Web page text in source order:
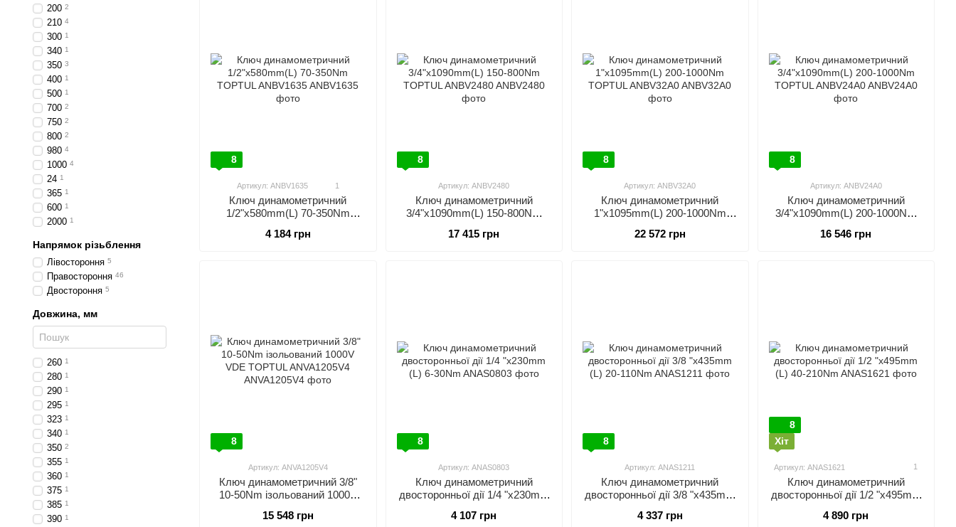
8
Артикул: ANBV1635 1
Ключ динамометричний
1/2"x580mm(L) 70-350Nm
4 184 грн
8
Артикул: ANBV2480
Ключ динамометричний
3/4"x1090mm(L) 150-800Nm
17 415 грн
8
Артикул: ANBV32A0
Ключ динамометричний
1"x1095mm(L) 200-1000Nm
22 572 грн
8
Артикул: ANBV24A0
Ключ динамометричний
3/4"x1090mm(L) 200-1000Nm
16 546 грн
8
Артикул: ANVA1205V4
Ключ динамометричний 3/8"
10-50Nm ізольований 1000V
15 548 грн
8
Артикул: ANAS0803
Ключ динамометричний
двосторонньої дії 1/4 "x230mm
4 107 грн
8
Артикул: ANAS1211
Ключ динамометричний
двосторонньої дії 3/8 "x435mm
4 337 грн
8
Хіт
Артикул: ANAS1621 1
Ключ динамометричний
двосторонньої дії 1/2 "x495mm
4 890 грн
200 2
210 4
300 1
340 1
350 3
400 1
500 1
700 2
750 2
800 2
980 4
1000 4
24 1
365 1
600 1
2000 1
Напрямок різьблення
Лівостороння 5
Правостороння 46
Двостороння 5
Довжина, мм
260 1
280 1
290 1
295 1
323 1
340 1
350 2
355 1
360 1
375 1
385 1
390 1